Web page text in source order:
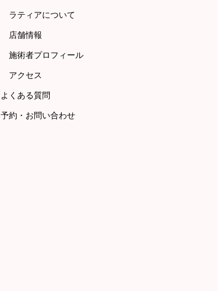
ラティアについて
店舗情報
施術者プロフィール
アクセス
よくある質問
予約・お問い合わせ